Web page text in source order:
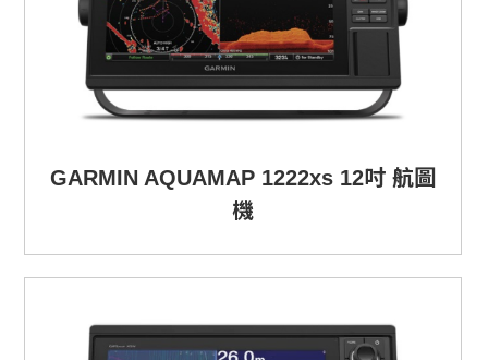
GARMIN AQUAMAP 1222xs 12吋 航圖
機